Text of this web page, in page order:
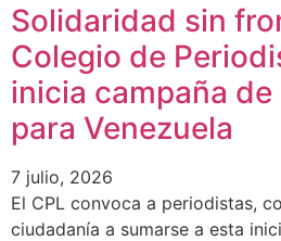
Solidaridad sin
Colegio de
inicia campaña
para Venezuela
7 julio, 2026
El CPL convoca a periodistas,
ciudadanía a sumarse a esta